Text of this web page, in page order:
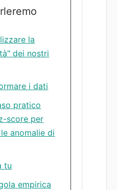
la
dei nostri
i dati
pratico
score per
anomalie di
tu
empirica